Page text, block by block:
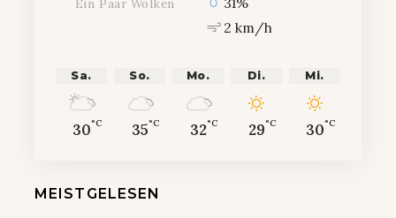
Ein Paar Wolken
2 km/h
Sa.
30°C
So.
35°C
Mo.
32°C
Di.
29°C
Mi.
30°C
MEISTGELESEN